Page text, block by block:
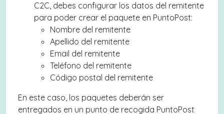
C2C, debes configurar los datos del remitente
para poder crear el paquete en PuntoPost:
Nombre del remitente
Apellido del remitente
Email del remitente
Teléfono del remitente
Código postal del remitente
En este caso, los paquetes deberán ser
entregados en un punto de recogida PuntoPost